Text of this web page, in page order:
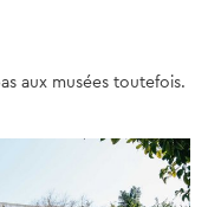
aux musées toutefois.